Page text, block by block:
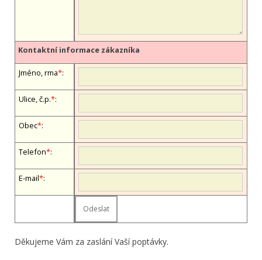
Kontaktní informace zákazníka
Jméno, firma*:
Ulice, č.p.*:
Obec*:
Telefon*:
E-mail*:
Děkujeme Vám za zaslání Vaší poptávky.